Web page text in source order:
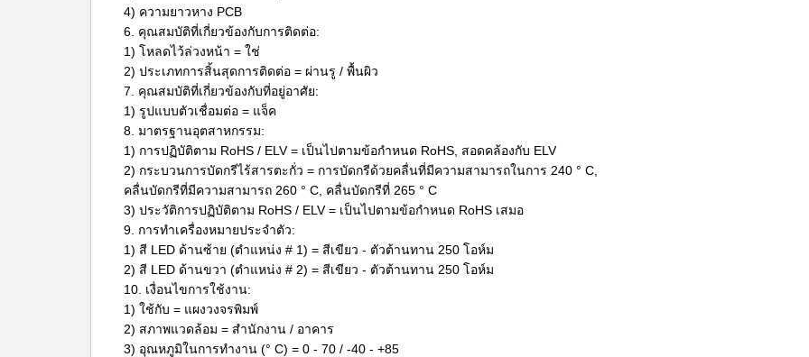
4) ความยาวหาง PCB
6. คุณสมบัติที่เกี่ยวข้องกับการติดต่อ:
1) โหลดไว้ล่วงหน้า = ใช่
2) ประเภทการสิ้นสุดการติดต่อ = ผ่านรู / พื้นผิว
7. คุณสมบัติที่เกี่ยวข้องกับที่อยู่อาศัย:
1) รูปแบบตัวเชื่อมต่อ = แจ็ค
8. มาตรฐานอุตสาหกรรม:
1) การปฏิบัติตาม RoHS / ELV = เป็นไปตามข้อกำหนด RoHS, สอดคล้องกับ ELV
2) กระบวนการบัดกรีไร้สารตะกั่ว = การบัดกรีด้วยคลื่นที่มีความสามารถในการ 240 ° C,
คลื่นบัดกรีที่มีความสามารถ 260 ° C, คลื่นบัดกรีที่ 265 ° C
3) ประวัติการปฏิบัติตาม RoHS / ELV = เป็นไปตามข้อกำหนด RoHS เสมอ
9. การทำเครื่องหมายประจำตัว:
1) สี LED ด้านซ้าย (ตำแหน่ง # 1) = สีเขียว - ตัวต้านทาน 250 โอห์ม
2) สี LED ด้านขวา (ตำแหน่ง # 2) = สีเขียว - ตัวต้านทาน 250 โอห์ม
10. เงื่อนไขการใช้งาน:
1) ใช้กับ = แผงวงจรพิมพ์
2) สภาพแวดล้อม = สำนักงาน / อาคาร
3) อุณหภูมิในการทำงาน (° C) = 0 - 70 / -40 - +85